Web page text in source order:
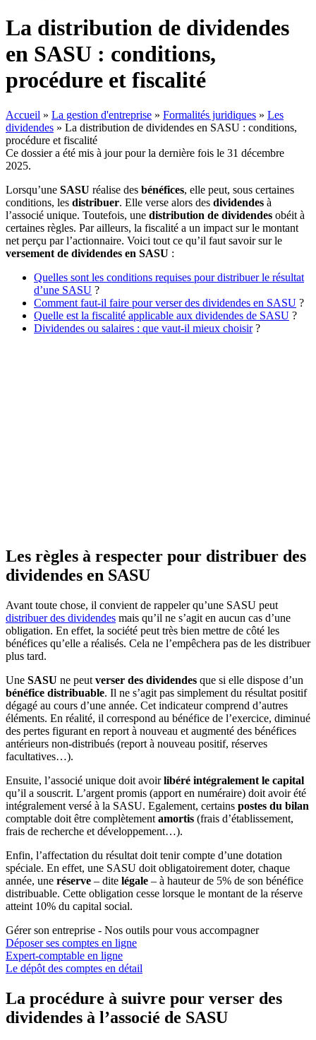
La distribution de dividendes
en SASU : conditions,
procédure et fiscalité
Accueil » La gestion d'entreprise » Formalités juridiques » Les
dividendes » La distribution de dividendes en SASU : conditions,
procédure et fiscalité
Ce dossier a été mis à jour pour la dernière fois le 31 décembre
2025.
Lorsqu’une SASU réalise des bénéfices, elle peut, sous certaines
conditions, les distribuer. Elle verse alors des dividendes à
l’associé unique. Toutefois, une distribution de dividendes obéit à
certaines règles. Par ailleurs, la fiscalité a un impact sur le montant
net perçu par l’actionnaire. Voici tout ce qu’il faut savoir sur le
versement de dividendes en SASU :
Quelles sont les conditions requises pour distribuer le résultat
d’une SASU ?
Comment faut-il faire pour verser des dividendes en SASU ?
Quelle est la fiscalité applicable aux dividendes de SASU ?
Dividendes ou salaires : que vaut-il mieux choisir?
Les règles à respecter pour distribuer des
dividendes en SASU
Avant toute chose, il convient de rappeler qu’une SASU peut
distribuer des dividendes mais qu’il ne s’agit en aucun cas d’une
obligation. En effet, la société peut très bien mettre de côté les
bénéfices qu’elle a réalisés. Cela ne l’empêchera pas de les distribuer
plus tard.
Une SASU ne peut verser des dividendes que si elle dispose d’un
bénéfice distribuable. Il ne s’agit pas simplement du résultat positif
dégagé au cours d’une année. Cet indicateur comprend d’autres
éléments. En réalité, il correspond au bénéfice de l’exercice, diminué
des pertes figurant en report à nouveau et augmenté des bénéfices
antérieurs non-distribués (report à nouveau positif, réserves
facultatives…).
Ensuite, l’associé unique doit avoirlibéré intégralement le capital
qu’il a souscrit. L’argent promis (apport en numéraire) doit avoir été
intégralement versé à la SASU. Egalement, certains postes du bilan
comptable doit être complètement amortis (frais d’établissement,
frais de recherche et développement…).
Enfin, l’affectation du résultat doit tenir compte d’une dotation
spéciale. En effet, une SASU doit obligatoirement doter, chaque
année, une réserve – dite légale – à hauteur de 5% de son bénéfice
distribuable. Cette obligation cesse lorsque le montant de la réserve
atteint 10% du capital social.
Gérer son entreprise - Nos outils pour vous accompagner
Déposer ses comptes en ligne
Expert-comptable en ligne
Le dépôt des comptes en détail
La procédure à suivre pour verser des
dividendes à l’associé de SASU